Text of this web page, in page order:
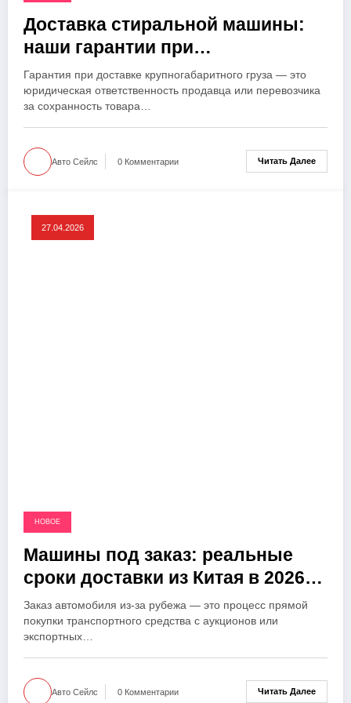
Доставка стиральной машины:
наши гарантии при
повреждениях
Гарантия при доставке крупногабаритного груза — это
юридическая ответственность продавца или перевозчика
за сохранность товара…
Авто Сейлс 0 Комментарии Читать Далее
27.04.2026
НОВОЕ
Машины под заказ: реальные
сроки доставки из Китая в 2026
году
Заказ автомобиля из-за рубежа — это процесс прямой
покупки транспортного средства с аукционов или
экспортных…
Авто Сейлс 0 Комментарии Читать Далее